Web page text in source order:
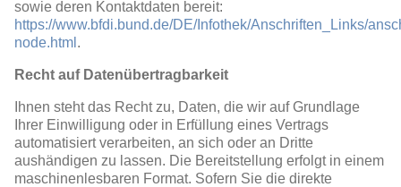
sowie deren Kontaktdaten bereit:
https://www.bfdi.bund.de/DE/Infothek/Anschriften_Links/
node.html .
Recht auf Datenübertragbarkeit
Ihnen steht das Recht zu, Daten, die wir auf Grundlage
Ihrer Einwilligung oder in Erfüllung eines Vertrags
automatisiert verarbeiten, an sich oder an Dritte
aushändigen zu lassen. Die Bereitstellung erfolgt in einem
maschinenlesbaren Format. Sofern Sie die direkte